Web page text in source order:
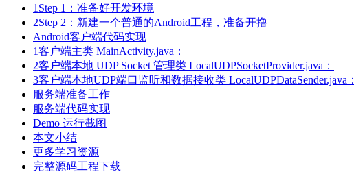
1Step 1：准备好开发环境
2Step 2：新建一个普通的Android工程，准备开撸
Android客户端代码实现
1客户端主类 MainActivity.java：
2客户端本地 UDP Socket 管理类 LocalUDPSocketProvider.java：
3客户端本地UDP端口监听和数据接收类 LocalUDPDataSender.java：
服务端准备工作
服务端代码实现
Demo 运行截图
本文小结
更多学习资源
完整源码工程下载